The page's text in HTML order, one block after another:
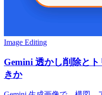
Image Editing
Gemini 透かし削除と
きか